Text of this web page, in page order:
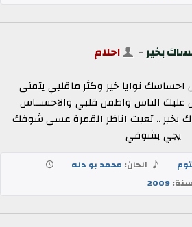
بخير- احلام
احساسك نوايا خير وكثر ماقلبي يتمنى
عليك الناس واطمن قلبي والاحســاس
بخير .. تعبت اناظر القمرة عسى شوفك
يجي بشوفي
الحان: محمد بو دله
2009